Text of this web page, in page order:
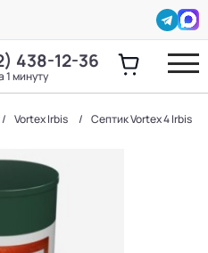
438-12-36
1 минуту
Vortex Irbis
Септик Vortex 4 Irbis